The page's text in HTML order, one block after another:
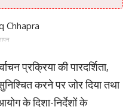
प्रक्रिया की पारदर्शिता,
करने पर जोर दिया तथा
के दिशा-निर्देशों के